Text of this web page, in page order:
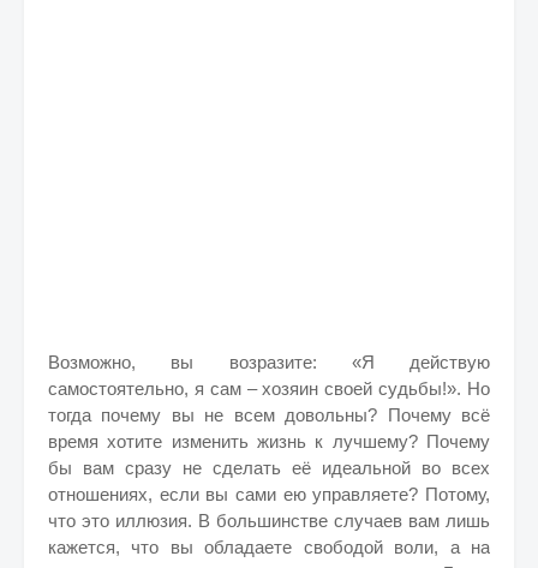
Возможно, вы возразите: «Я действую
самостоятельно, я сам – хозяин своей судьбы!». Но
тогда почему вы не всем довольны? Почему всё
время хотите изменить жизнь к лучшему? Почему
бы вам сразу не сделать её идеальной во всех
отношениях, если вы сами ею управляете? Потому,
что это иллюзия. В большинстве случаев вам лишь
кажется, что вы обладаете свободой воли, а на